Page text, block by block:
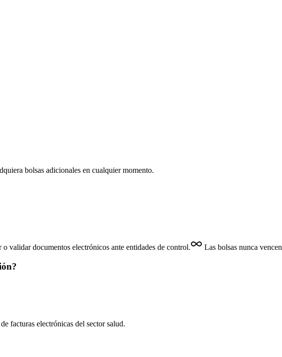
bolsas adicionales en cualquier momento.
validar documentos electrónicos ante entidades de control. Las bolsas nunca vencen
facturas electrónicas del sector salud.